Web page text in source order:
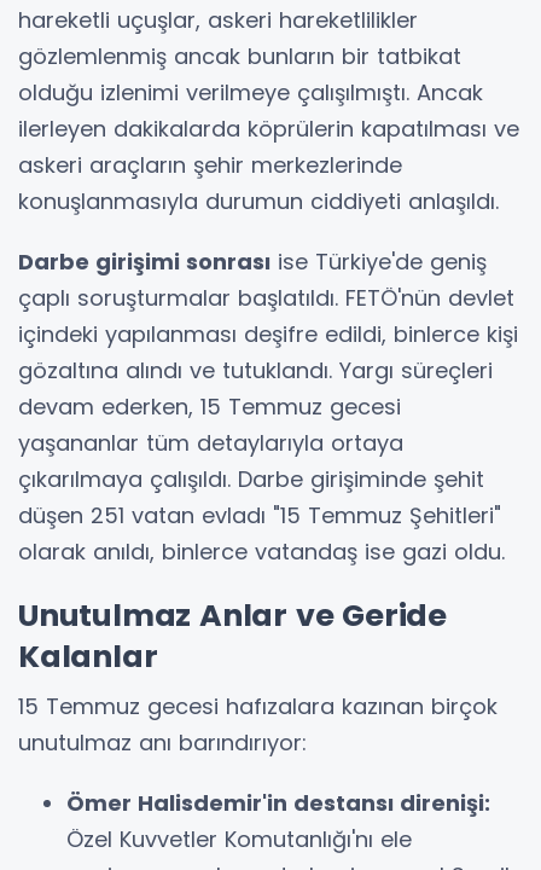
hareketli uçuşlar, askeri hareketlilikler
gözlemlenmiş ancak bunların bir tatbikat
olduğu izlenimi verilmeye çalışılmıştı. Ancak
ilerleyen dakikalarda köprülerin kapatılması ve
askeri araçların şehir merkezlerinde
konuşlanmasıyla durumun ciddiyeti anlaşıldı.
Darbe girişimi sonrası ise Türkiye'de geniş
çaplı soruşturmalar başlatıldı. FETÖ'nün devlet
içindeki yapılanması deşifre edildi, binlerce kişi
gözaltına alındı ve tutuklandı. Yargı süreçleri
devam ederken, 15 Temmuz gecesi
yaşananlar tüm detaylarıyla ortaya
çıkarılmaya çalışıldı. Darbe girişiminde şehit
düşen 251 vatan evladı "15 Temmuz Şehitleri"
olarak anıldı, binlerce vatandaş ise gazi oldu.
Unutulmaz Anlar ve Geride
Kalanlar
15 Temmuz gecesi hafızalara kazınan birçok
unutulmaz anı barındırıyor:
Ömer Halisdemir'in destansı direnişi:
Özel Kuvvetler Komutanlığı'nı ele